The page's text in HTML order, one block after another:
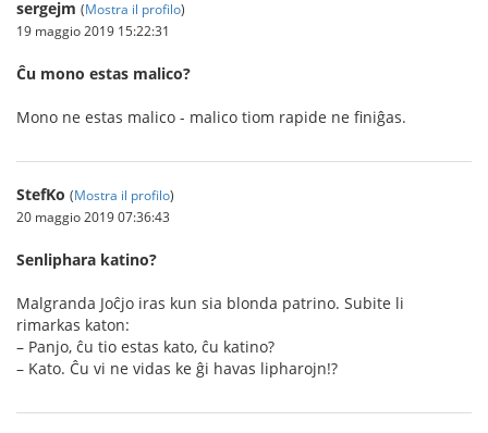
sergejm (Mostra il profilo)
19 maggio 2019 15:22:31
Ĉu mono estas malico?
Mono ne estas malico - malico tiom rapide ne finiĝas.
StefKo (Mostra il profilo)
20 maggio 2019 07:36:43
Senliphara katino?
Malgranda Joĉjo iras kun sia blonda patrino. Subite li
rimarkas katon:
– Panjo, ĉu tio estas kato, ĉu katino?
– Kato. Ĉu vi ne vidas ke ĝi havas lipharojn!?